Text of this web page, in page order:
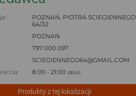
POZNAŃ, PIOTRA ŚCIEGIENNEGO
64/32
POZNAŃ
797 000 097
SCIEGIENNEGO64@GMAIL.COM
8:00 - 21:00 (dziś)
Produkty z tej lokalizacji